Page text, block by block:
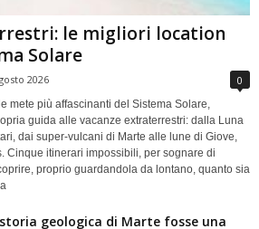
le migliori location
Solare
2026 0
mete più affascinanti del Sistema Solare,
guida alle vacanze extraterrestri: dalla Luna
dai super-vulcani di Marte alle lune di Giove,
Cinque itinerari impossibili, per sognare di
proprio guardandola da lontano, quanto sia
geologica di Marte fosse una